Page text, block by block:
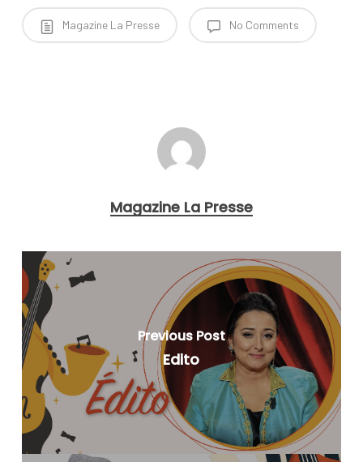
Magazine La Presse No Comments
Magazine La Presse
Previous Post
Edito